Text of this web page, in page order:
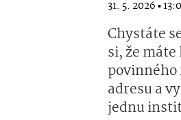
31. 5. 2026 ▪
Chystáte
si, že
povinného
adresu a
jednu